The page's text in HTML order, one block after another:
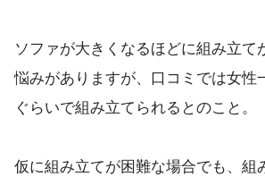
ソファが大きくなるほどに組み立て
悩みがありますが、口コミでは女性
ぐらいで組み立てられるとのこと。
仮に組み立てが困難な場合でも、組